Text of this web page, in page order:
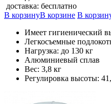
доставка: бесплатно
В корзинуВ корзине В
Имеет гигиенический
Легкосъемные
Нагрузка: до 130 кг
Алюминиевый сплав
Вес: 3,8 кг
Регулировка высоты: